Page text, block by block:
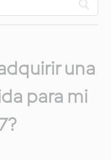
una
para mi